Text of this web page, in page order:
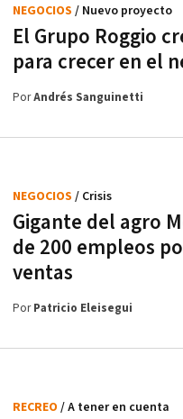
El Grupo Roggio
para crecer en el
NEGOCIOS / Nuevo proyecto
PorAndrés Sanguinetti
Gigante del agro
de 200 empleos
ventas
NEGOCIOS / Crisis
PorPatricio Eleisegui
RECREO / A tener en cuenta